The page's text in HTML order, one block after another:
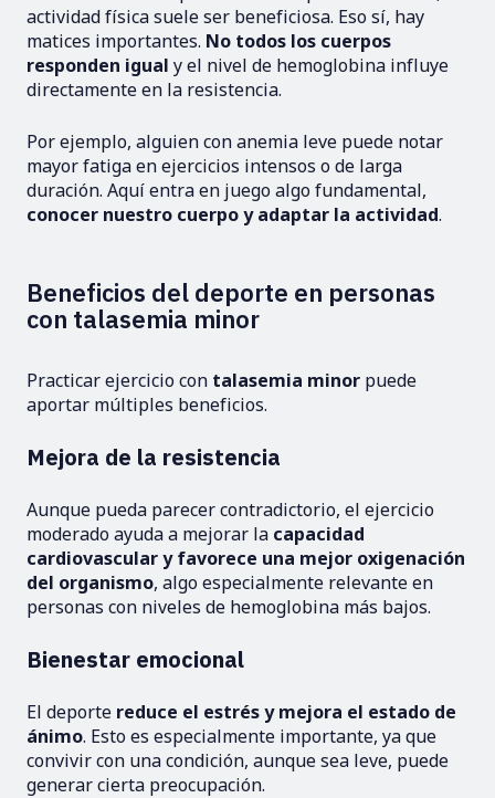
actividad física suele ser beneficiosa. Eso sí, hay
matices importantes. No todos los cuerpos
responden igual y el nivel de hemoglobina influye
directamente en la resistencia.
Por ejemplo, alguien con anemia leve puede notar
mayor fatiga en ejercicios intensos o de larga
duración. Aquí entra en juego algo fundamental,
conocer nuestro cuerpo y adaptar la actividad.
Beneficios del deporte en personas
con talasemia minor
Practicar ejercicio con talasemia minor puede
aportar múltiples beneficios.
Mejora de la resistencia
Aunque pueda parecer contradictorio, el ejercicio
moderado ayuda a mejorar la capacidad
cardiovascular y favorece una mejor oxigenación
del organismo, algo especialmente relevante en
personas con niveles de hemoglobina más bajos.
Bienestar emocional
El deporte reduce el estrés y mejora el estado de
ánimo. Esto es especialmente importante, ya que
convivir con una condición, aunque sea leve, puede
generar cierta preocupación.